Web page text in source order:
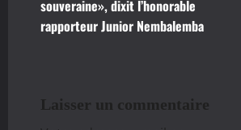
t
o
souveraine», dixit l’honorable
rapporteur Junior Nembalemba
Laisser un commentaire